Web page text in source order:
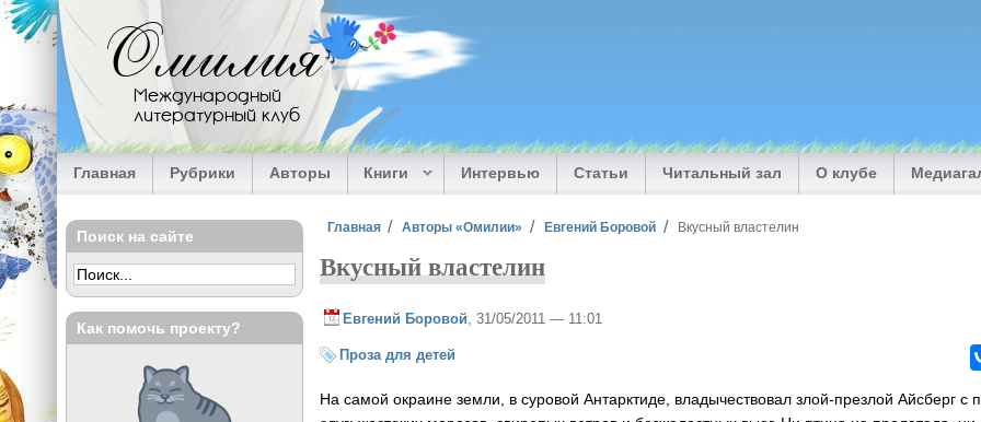
Перейти к основному содержанию
Омилия
Международный
литературный клуб
Главная Рубрики Авторы Книги Интервью Статьи Читальный зал О клубе
Вы здесь
Главная Авторы «Омилии» Евгений Боровой Вкусный властелин
Вкусный властелин
Евгений Боровой , 31/05/2011 — 11:01
Проза для детей
На самой окраине земли, в суровой Антарктиде, владычествовал злой-презлой Айсберг
Поиск на сайте
Как помочь проекту?